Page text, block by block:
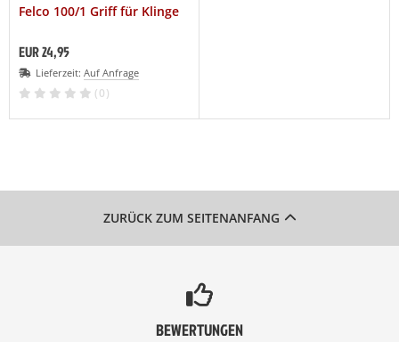
Felco 100/1 Griff für Klinge
EUR 24,95
Lieferzeit: Auf Anfrage
(0)
ZURÜCK ZUM SEITENANFANG
BEWERTUNGEN